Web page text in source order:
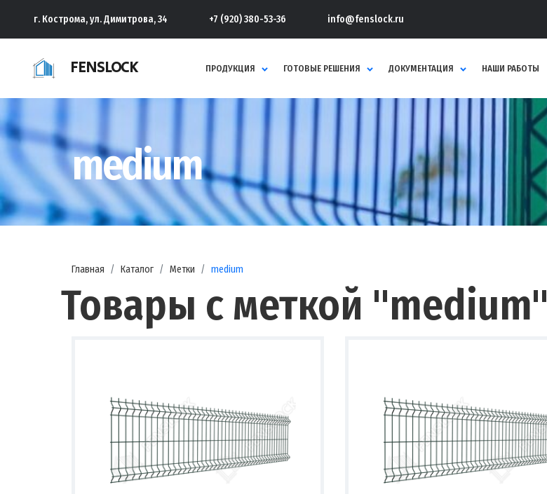
г. Кострома, ул. Димитрова, 34 +7 (920) 380-53-36 info@fenslock.ru
FENSLOCK ПРОДУКЦИЯ ГОТОВЫЕ РЕШЕНИЯ ДОКУМЕНТАЦИЯ НАШИ РАБОТЫ
medium
Главная Каталог Метки medium
Товары с меткой "medium"